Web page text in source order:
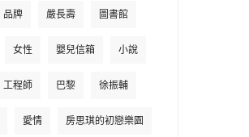
品牌 嚴長壽 圖書館
女性 嬰兒信箱 小說
工程師 巴黎 徐振輔
愛情 房思琪的初戀樂園